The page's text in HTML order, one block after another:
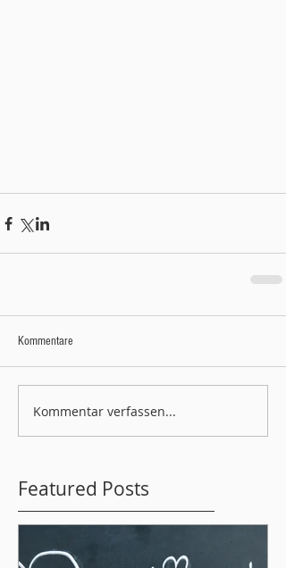
Kommentare
Kommentar verfassen...
Featured Posts